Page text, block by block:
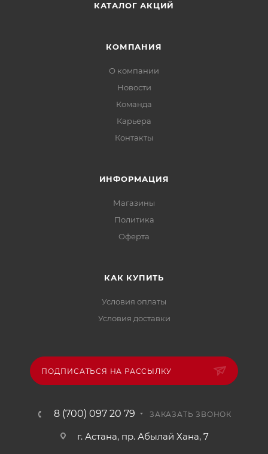
КАТАЛОГ АКЦИЙ
КОМПАНИЯ
О компании
Новости
Команда
Карьера
Контакты
ИНФОРМАЦИЯ
Магазины
Политика
Офертa
КАК КУПИТЬ
Условия оплаты
Условия доставки
ПОДПИСАТЬСЯ НА РАССЫЛКУ
8 (700) 097 20 79 ЗАКАЗАТЬ ЗВОНОК
г. Астана, пр. Абылай Хана, 7